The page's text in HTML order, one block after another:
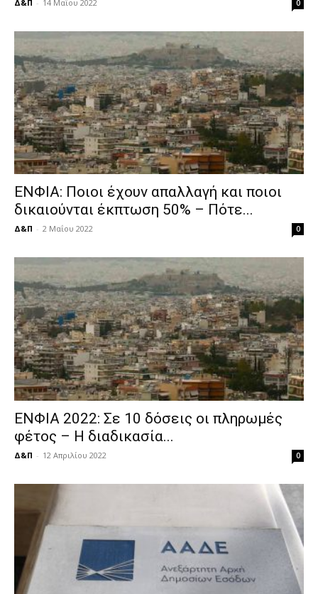
Δ&Π - 14 Μαΐου 2022 0
ΕΝΦΙΑ: Ποιοι έχουν απαλλαγή και ποιοι
δικαιούνται έκπτωση 50% – Πότε...
Δ&Π - 2 Μαΐου 2022 0
ΕΝΦΙΑ 2022: Σε 10 δόσεις οι πληρωμές
φέτος – Η διαδικασία...
Δ&Π - 12 Απριλίου 2022 0